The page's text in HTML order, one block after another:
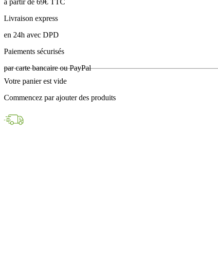
Livraison gratuite
à partir de 69€ TTC
Livraison express
en 24h avec DPD
Paiements sécurisés
par carte bancaire ou PayPal
Votre panier est vide
Commencez par ajouter des produits